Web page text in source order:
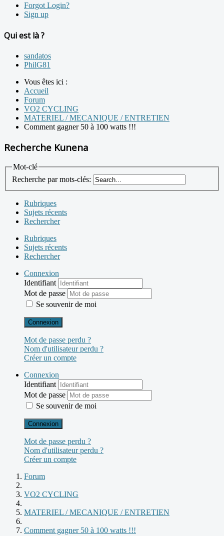
Forgot Login?
Sign up
Qui est là ?
sandatos
PhilG81
Vous êtes ici :
Accueil
Forum
VO2 CYCLING
MATERIEL / MECANIQUE / ENTRETIEN
Comment gagner 50 à 100 watts !!!
Recherche Kunena
Mot-clé
Recherche par mots-clés:
Rubriques
Sujets récents
Rechercher
Rubriques
Sujets récents
Rechercher
Connexion
Identifiant
Mot de passe
Se souvenir de moi
Connexion
Mot de passe perdu ?
Nom d'utilisateur perdu ?
Créer un compte
Connexion
Identifiant
Mot de passe
Se souvenir de moi
Connexion
Mot de passe perdu ?
Nom d'utilisateur perdu ?
Créer un compte
Forum
VO2 CYCLING
MATERIEL / MECANIQUE / ENTRETIEN
Comment gagner 50 à 100 watts !!!